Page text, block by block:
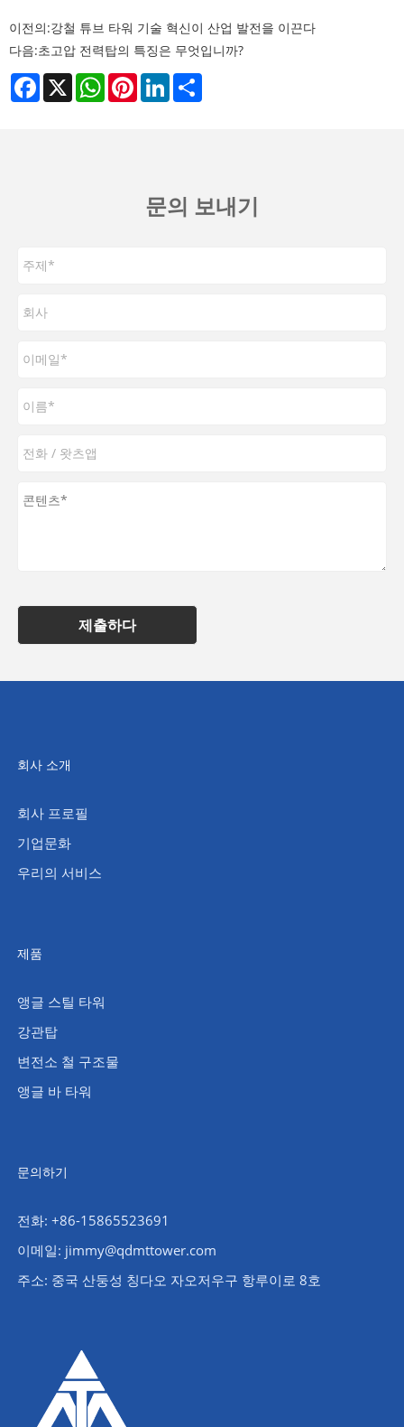
이전의:강철 튜브 타워 기술 혁신이 산업 발전을 이끈다
다음:초고압 전력탑의 특징은 무엇입니까?
Facebook
X WhatsAppPinterestLinkedIn
문의 보내기
제출하다
회사 소개
회사 프로필
기업문화
우리의 서비스
제품
앵글 스틸 타워
강관탑
변전소 철 구조물
앵글 바 타워
문의하기
전화: +86-15865523691
이메일: jimmy@qdmttower.com
주소: 중국 산둥성 칭다오 자오저우구 항루이로 8호